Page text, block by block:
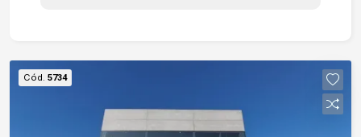
consultórios ou estúdios Banheiro adicional para
atender à parte externa Lavanderia coberta -
Localização estratégica: bairro tranquilo, próximo
a comércios, escolas e vias de fácil acesso ao
Cód. 5734